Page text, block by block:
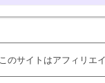
このサイトはアフィリエ